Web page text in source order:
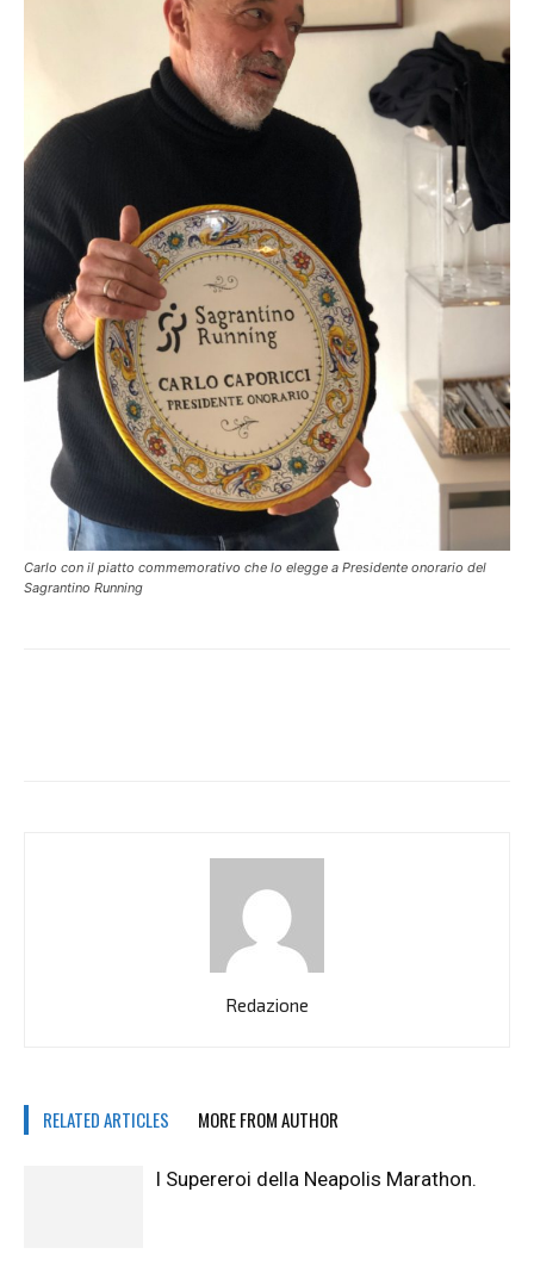
Carlo con il piatto commemorativo che lo elegge a Presidente onorario del
Sagrantino Running
Redazione
RELATED ARTICLES MORE FROM AUTHOR
I Supereroi della Neapolis Marathon.